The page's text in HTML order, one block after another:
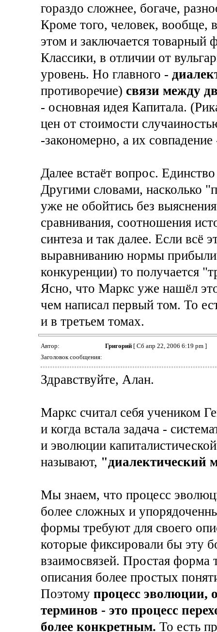
гораздо сложнее, богаче,
Кроме того, человек, вообще,
этом и заключается товарный
Классики, в отличии от
уровень. Но главного -
противоречие) связи между
- основная идея Капитала.
цен от стоимости
-закономерно, а их
Далее встаёт вопрос.
Другими словами, насколько
уже не обойтись без
сравнивания, соотношения
синтеза и так далее. Если всё
выравниванию нормы прибыли
конкуренции) то получается
Ясно, что Маркс уже нашёл
чем написал первый том. То
и в третьем томах.
Автор: Григорий[ Сб апр 22, 2006 6:19 pm ]
Заголовок сообщения:
Здравствуйте, Алан.
Маркс считал себя учеником
и когда встала задача -
и эволюции
называют, "диалектический
Мы знаем, что процесс
более сложных и
формы требуют для своего
которые фиксировали бы эту
взаимосвязей. Простая форма
описания более простых
Поэтому процесс эволюции,
терминов - это процесс
более конкретным. То есть